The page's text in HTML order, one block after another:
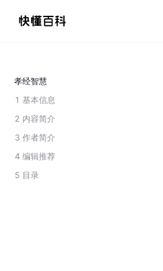
孝经智慧
1 基本信息
2 内容简介
3 作者简介
4 编辑推荐
5 目录